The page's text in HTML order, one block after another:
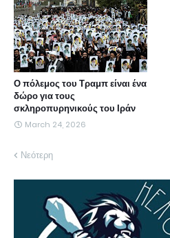
Ο πόλεμος του Τραμπ είναι ένα
δώρο για τους
σκληροπυρηνικούς του Ιράν
March 24, 2026
Νεότερη